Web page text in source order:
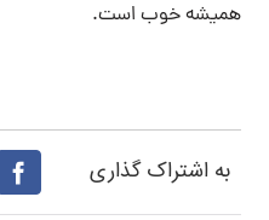
همیشه خوب است.
به اشتراک گذاری